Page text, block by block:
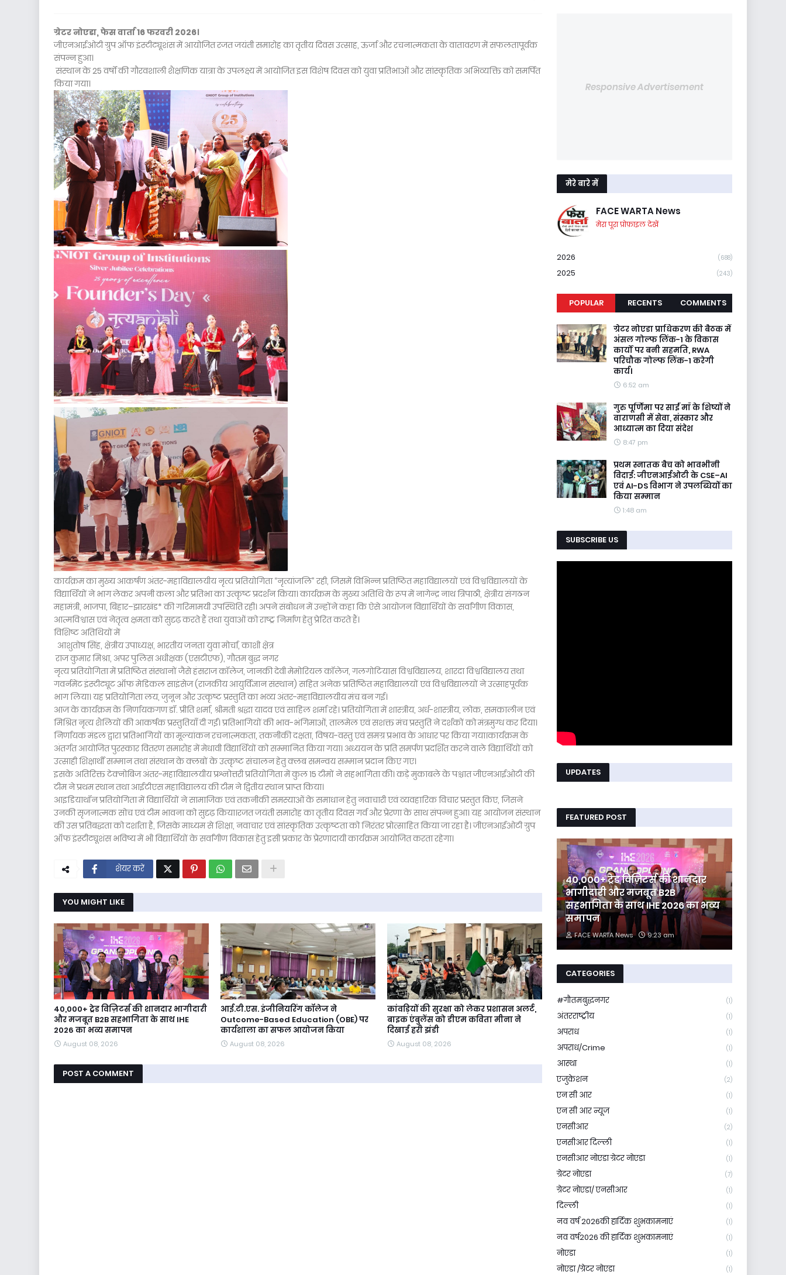
ग्रेटर नोएडा, फेस वार्ता 16 फरवरी 2026।
जीएनआईओटी ग्रुप ऑफ इंस्टीट्यूशंस में आयोजित रजत जयंती समारोह का तृतीय दिवस उत्साह, ऊर्जा और रचनात्मकता के वातावरण में सफलतापूर्वक
संपन्न हुआ।
संस्थान के 25 वर्षों की गौरवशाली शैक्षणिक यात्रा के उपलक्ष्य में आयोजित इस विशेष दिवस को युवा प्रतिभाओं और सांस्कृतिक अभिव्यक्ति को समर्पित
किया गया।
कार्यक्रम का मुख्य आकर्षण अंतर-महाविद्यालयीय नृत्य प्रतियोगिता “नृत्यांजलि” रही, जिसमें विभिन्न प्रतिष्ठित महाविद्यालयों एवं विश्वविद्यालयों के
विद्यार्थियों ने भाग लेकर अपनी कला और प्रतिभा का उत्कृष्ट प्रदर्शन किया। कार्यक्रम के मुख्य अतिथि के रूप में नागेन्द्र नाथ त्रिपाठी, क्षेत्रीय संगठन
महामंत्री, भाजपा, बिहार–झारखंड* की गरिमामयी उपस्थिति रही। अपने संबोधन में उन्होंने कहा कि ऐसे आयोजन विद्यार्थियों के सर्वांगीण विकास,
आत्मविश्वास एवं नेतृत्व क्षमता को सुदृढ़ करते हैं तथा युवाओं को राष्ट्र निर्माण हेतु प्रेरित करते हैं।
विशिष्ट अतिथियों में
आशुतोष सिंह, क्षेत्रीय उपाध्यक्ष, भारतीय जनता युवा मोर्चा, काशी क्षेत्र
राज कुमार मिश्रा, अपर पुलिस अधीक्षक (एसटीएफ), गौतम बुद्ध नगर
नृत्य प्रतियोगिता में प्रतिष्ठित संस्थानों जैसे हंसराज कॉलेज, जानकी देवी मेमोरियल कॉलेज, गलगोटियास विश्वविद्यालय, शारदा विश्वविद्यालय तथा
गवर्नमेंट इंस्टीट्यूट ऑफ मेडिकल साइंसेज (राजकीय आयुर्विज्ञान संस्थान) सहित अनेक प्रतिष्ठित महाविद्यालयों एवं विश्वविद्यालयों ने उत्साहपूर्वक
भाग लिया। यह प्रतियोगिता लय, जुनून और उत्कृष्ट प्रस्तुति का भव्य अंतर-महाविद्यालयीय मंच बन गई।
आज के कार्यक्रम के निर्णायकगण डॉ. प्रीति शर्मा, श्रीमती श्रद्धा यादव एवं साहिल शर्मा रहे। प्रतियोगिता में शास्त्रीय, अर्ध-शास्त्रीय, लोक, समकालीन एवं
मिश्रित नृत्य शैलियों की आकर्षक प्रस्तुतियाँ दी गईं। प्रतिभागियों की भाव-भंगिमाओं, तालमेल एवं सशक्त मंच प्रस्तुति ने दर्शकों को मंत्रमुग्ध कर दिया।
निर्णायक मंडल द्वारा प्रतिभागियों का मूल्यांकन रचनात्मकता, तकनीकी दक्षता, विषय-वस्तु एवं समग्र प्रभाव के आधार पर किया गया।कार्यक्रम के
अंतर्गत आयोजित पुरस्कार वितरण समारोह में मेधावी विद्यार्थियों को सम्मानित किया गया। अध्ययन के प्रति समर्पण प्रदर्शित करने वाले विद्यार्थियों को
उत्साही शिक्षार्थी सम्मान तथा संस्थान के क्लबों के उत्कृष्ट संचालन हेतु क्लब समन्वय सम्मान प्रदान किए गए।
इसके अतिरिक्त टेक्नोबिज अंतर-महाविद्यालयीय प्रश्नोत्तरी प्रतियोगिता में कुल 15 टीमों ने सहभागिता की। कड़े मुकाबले के पश्चात जीएनआईओटी की
टीम ने प्रथम स्थान तथा आईटीएस महाविद्यालय की टीम ने द्वितीय स्थान प्राप्त किया।
आइडियाथॉन प्रतियोगिता में विद्यार्थियों ने सामाजिक एवं तकनीकी समस्याओं के समाधान हेतु नवाचारी एवं व्यवहारिक विचार प्रस्तुत किए, जिसने
उनकी सृजनात्मक सोच एवं टीम भावना को सुदृढ़ किया।रजत जयंती समारोह का तृतीय दिवस गर्व और प्रेरणा के साथ संपन्न हुआ। यह आयोजन संस्थान
की उस प्रतिबद्धता को दर्शाता है, जिसके माध्यम से शिक्षा, नवाचार एवं सांस्कृतिक उत्कृष्टता को निरंतर प्रोत्साहित किया जा रहा है। जीएनआईओटी ग्रुप
ऑफ इंस्टीट्यूशंस भविष्य में भी विद्यार्थियों के सर्वांगीण विकास हेतु इसी प्रकार के प्रेरणादायी कार्यक्रम आयोजित करता रहेगा।
शेयर करें
YOU MIGHT LIKE
40,000+ ट्रेड विज़िटर्स की शानदार भागीदारी
और मजबूत B2B सहभागिता के साथ IHE
2026 का भव्य समापन
August 08, 2026
आई.टी.एस. इंजीनियरिंग कॉलेज ने
Outcome-Based Education (OBE) पर
कार्यशाला का सफल आयोजन किया
August 08, 2026
कांवड़ियों की सुरक्षा को लेकर प्रशासन अलर्ट,
बाइक एंबुलेंस को डीएम कविता मीना ने
दिखाई हरी झंडी
August 08, 2026
POST A COMMENT
Responsive Advertisement
मेरे बारे में
FACE WARTA News
मेरा पूरा प्रोफ़ाइल देखें
2026 (688)
2025 (243)
POPULAR RECENTS COMMENTS
ग्रेटर नोएडा प्राधिकरण की बैठक में
अंसल गोल्फ लिंक-1 के विकास
कार्यों पर बनी सहमति, RWA
परिचौक गोल्फ लिंक-1 करेगी
कार्य।
6:52 am
गुरु पूर्णिमा पर साईं माँ के शिष्यों ने
वाराणसी में सेवा, संस्कार और
आध्यात्म का दिया संदेश
8:47 pm
प्रथम स्नातक बैच को भावभीनी
विदाई: जीएनआईओटी के CSE–AI
एवं AI-DS विभाग ने उपलब्धियों का
किया सम्मान
1:48 am
SUBSCRIBE US
UPDATES
FEATURED POST
40,000+ ट्रेड विज़िटर्स की शानदार
भागीदारी और मजबूत B2B
सहभागिता के साथ IHE 2026 का भव्य
समापन
FACE WARTA News 9:23 am
CATEGORIES
#गौतमबुद्धनगर (1)
अंतरराष्ट्रीय (1)
अपराध (1)
अपराध/Crime (1)
आस्था (1)
एजुकेशन (2)
एन सी आर (1)
एन सी आर न्यूज (1)
एनसीआर (2)
एनसीआर दिल्ली (1)
एनसीआर नोएडा ग्रेटर नोएडा (1)
ग्रेटर नोएडा (7)
ग्रेटर नोएडा/ एनसीआर (1)
दिल्ली (1)
नव वर्ष 2026की हार्दिक शुभकामनाएं (1)
नव वर्ष2026 की हार्दिक शुभकामनाएं (1)
नोएडा (1)
नोएडा /ग्रेटर नोएडा (1)